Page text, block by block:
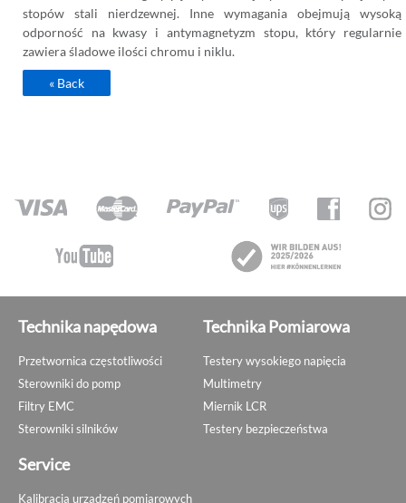
stopów stali nierdzewnej. Inne wymagania obejmują wysoką
odporność na kwasy i antymagnetyzm stopu, który regularnie
zawiera śladowe ilości chromu i niklu.
« Back
Technika napędowa
Przetwornica częstotliwości
Sterowniki do pomp
Filtry EMC
Sterowniki silników
Technika Pomiarowa
Testery wysokiego napięcia
Multimetry
Miernik LCR
Testery bezpieczeństwa
Service
Kalibracja urządzeń pomiarowych